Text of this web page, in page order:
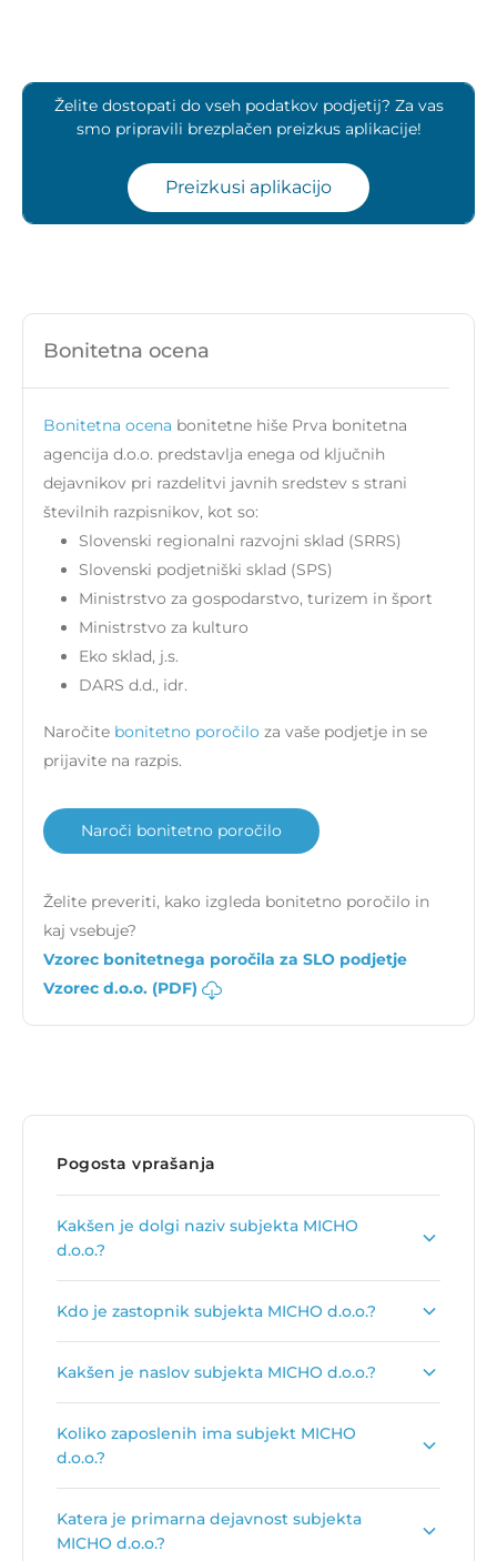
Želite dostopati do vseh podatkov podjetij? Za vas
smo pripravili brezplačen preizkus aplikacije!
Preizkusi aplikacijo
Bonitetna ocena
Bonitetna ocena bonitetne hiše Prva bonitetna
agencija d.o.o. predstavlja enega od ključnih
dejavnikov pri razdelitvi javnih sredstev s strani
številnih razpisnikov, kot so:
Slovenski regionalni razvojni sklad (SRRS)
Slovenski podjetniški sklad (SPS)
Ministrstvo za gospodarstvo, turizem in šport
Ministrstvo za kulturo
Eko sklad, j.s.
DARS d.d., idr.
Naročite bonitetno poročilo za vaše podjetje in se
prijavite na razpis.
Naroči bonitetno poročilo
Želite preveriti, kako izgleda bonitetno poročilo in
kaj vsebuje?
Vzorec bonitetnega poročila za SLO podjetje
Vzorec d.o.o. (PDF)
Pogosta vprašanja
Kakšen je dolgi naziv subjekta MICHO
d.o.o.?
d.o.o..
Kdo je zastopnik subjekta MICHO d.o.o.?
Kakšen je naslov subjekta MICHO d.o.o.?
Rogaška Slatina.
Koliko zaposlenih ima subjekt MICHO
d.o.o.?
Katera je primarna dejavnost subjekta
MICHO d.o.o.?